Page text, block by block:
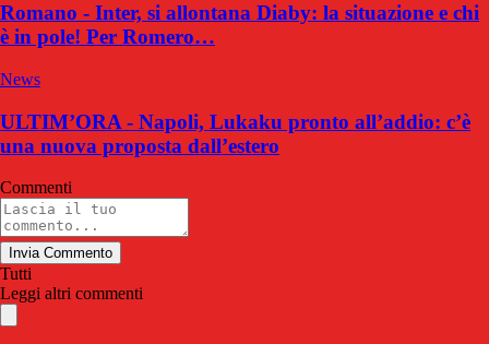
Romano - Inter, si allontana Diaby: la situazione e chi
è in pole! Per Romero…
News
ULTIM’ORA - Napoli, Lukaku pronto all’addio: c’è
una nuova proposta dall’estero
Commenti
Invia Commento
Tutti
Leggi altri commenti